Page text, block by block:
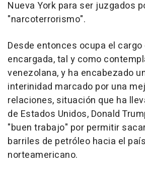
Nueva York para ser juzgados
"narcoterrorismo".
Desde entonces ocupa el
encargada, tal y como
venezolana, y ha encabezado
interinidad marcado por una
relaciones, situación que ha
de Estados Unidos, Donald
"buen trabajo" por permitir
barriles de petróleo hacia el país
norteamericano.